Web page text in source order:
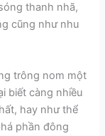
thanh nhã,
cũng như nhu
trông nom một
biết càng nhiều
hay như thể
phần đông